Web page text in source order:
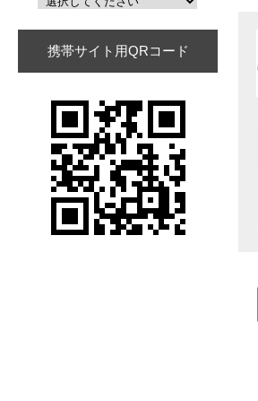
携帯サイト用QRコード